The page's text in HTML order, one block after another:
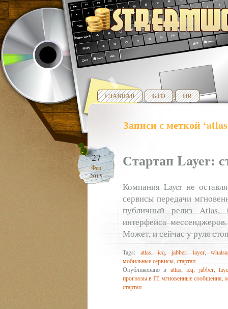
ГЛАВНАЯ GTD HR
Записи с меткой
27
Фев
2015
Стартап Layer:
Компания Layer не
сервисы передачи
публичный релиз Atlas,
интерфейса
Может, и сейчас у руля
Tags: atlas, icq, jabber, layer,
мобильные сервисы стартап
Опубликовано в atlas,icq jabber,
прогнозы в IT, мгновенные сообщения
стартап